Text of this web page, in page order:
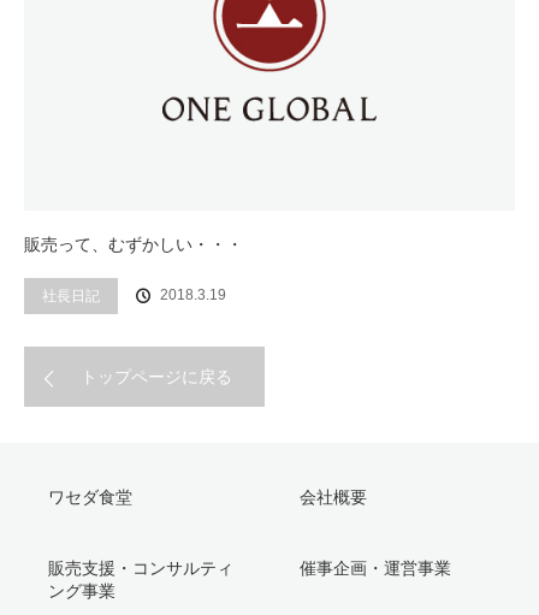
販売って、むずかしい・・・
社長日記 2018.3.19
トップページに戻る
ワセダ食堂 会社概要
販売支援・コンサルティ
ング事業
催事企画・運営事業